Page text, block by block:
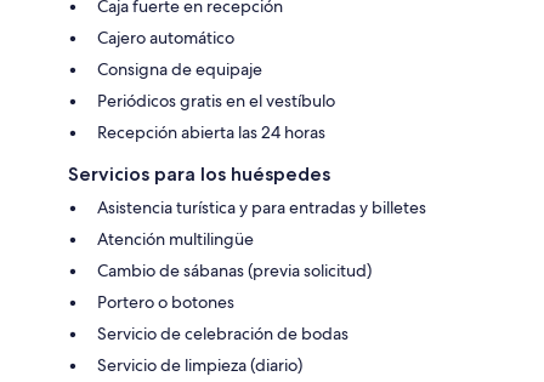
Caja fuerte en recepción
Cajero automático
Consigna de equipaje
Periódicos gratis en el vestíbulo
Recepción abierta las 24 horas
Servicios para los huéspedes
Asistencia turística y para entradas y billetes
Atención multilingüe
Cambio de sábanas (previa solicitud)
Portero o botones
Servicio de celebración de bodas
Servicio de limpieza (diario)